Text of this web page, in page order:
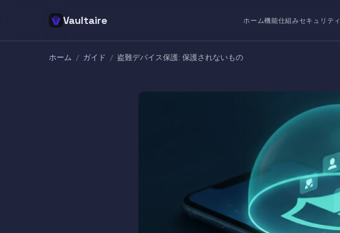
Vaultaire ホーム機能仕組みセキュリティ
ホーム / ガイド / 盗難デバイス保護: 保護されないもの